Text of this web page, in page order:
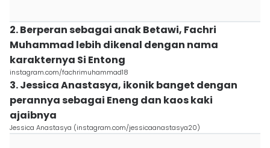
2. Berperan sebagai anak Betawi, Fachri
Muhammad lebih dikenal dengan nama
karakternya Si Entong
instagram.com/fachrimuhammad18
3. Jessica Anastasya, ikonik banget dengan
perannya sebagai Eneng dan kaos kaki
ajaibnya
Jessica Anastasya (instagram.com/jessicaanastasya20)